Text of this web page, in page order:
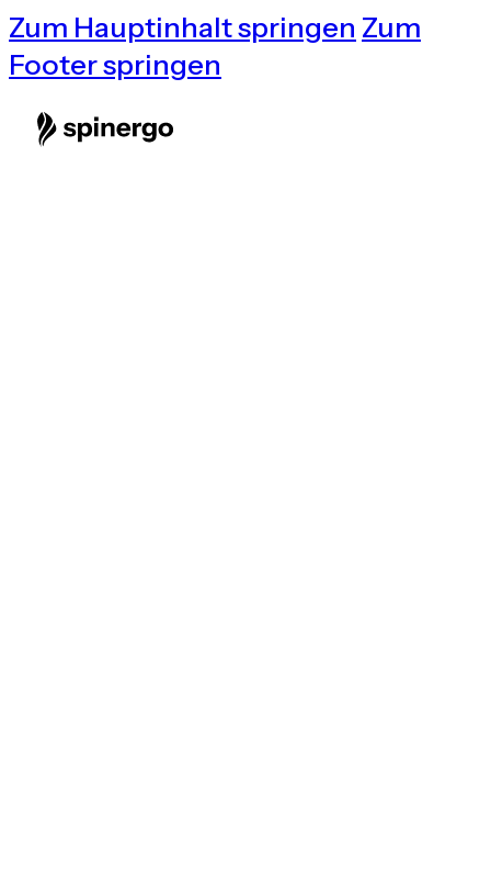
Zum Hauptinhalt springen Zum
Footer springen